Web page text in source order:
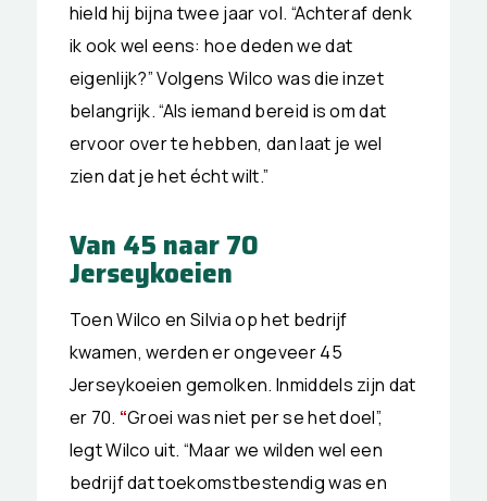
hield hij bijna twee jaar vol. “Achteraf denk
ik ook wel eens: hoe deden we dat
eigenlijk?” Volgens Wilco was die inzet
belangrijk. “Als iemand bereid is om dat
ervoor over te hebben, dan laat je wel
zien dat je het écht wilt.”
Van 45 naar 70
Jerseykoeien
Toen Wilco en Silvia op het bedrijf
kwamen, werden er ongeveer 45
Jerseykoeien gemolken. Inmiddels zijn dat
er 70. “Groei was niet per se het doel”,
legt Wilco uit. “Maar we wilden wel een
bedrijf dat toekomstbestendig was en